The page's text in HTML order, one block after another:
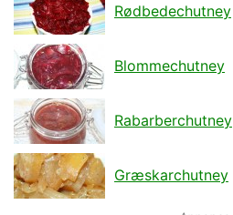
Rødbedechutney
Blommechutney
Rabarberchutney
Græskarchutney